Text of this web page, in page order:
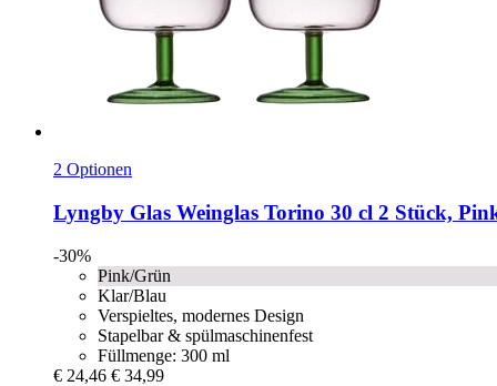
2 Optionen
Lyngby Glas Weinglas Torino 30 cl 2 Stück,
-30%
Pink/Grün
Klar/Blau
Verspieltes, modernes Design
Stapelbar & spülmaschinenfest
Füllmenge: 300 ml
€ 24,46 € 34,99